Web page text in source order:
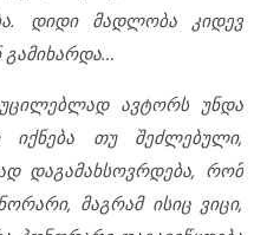
დიდი მადლობა კიდევ
ავტორს უნდა
იქნება თუ შეძლებული,
დაგამახსოვრდება, რომ
მაგრამ ისიც ვიცი,